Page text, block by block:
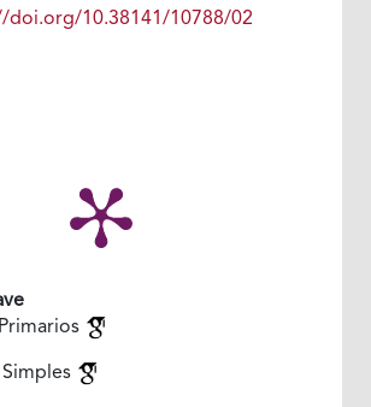
doi.org/10.38141/10788/02